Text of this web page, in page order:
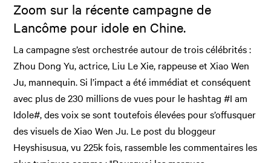
Zoom sur la récente campagne de
Lancôme pour idole en Chine.
La campagne s’est orchestrée autour de trois célébrités :
Zhou Dong Yu, actrice, Liu Le Xie, rappeuse et Xiao Wen
Ju, mannequin. Si l’impact a été immédiat et conséquent
avec plus de 230 millions de vues pour le hashtag #I am
Idole#, des voix se sont toutefois élevées pour s’offusquer
des visuels de Xiao Wen Ju. Le post du bloggeur
Heyshisusua, vu 225k fois, rassemble les commentaires les